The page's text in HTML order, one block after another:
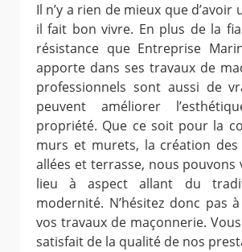
Il n’y a rien de mieux que d’avoir
il fait bon vivre. En plus de la
résistance que Entreprise
apporte dans ses travaux de
professionnels sont aussi de
peuvent améliorer
propriété. Que ce soit pour la
murs et murets, la création des
allées et terrasse, nous
lieu à aspect allant du
modernité. N’hésitez donc pas
vos travaux de maçonnerie.
satisfait de la qualité de nos